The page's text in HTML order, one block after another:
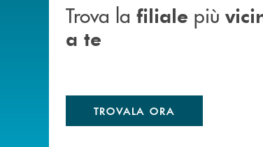
Trova la filiale più
a te
TROVALA ORA